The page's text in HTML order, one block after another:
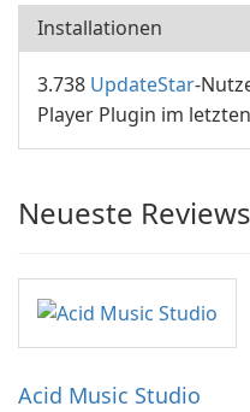
Installationen
3.738 UpdateStar-
Player Plugin im
Neueste Reviews
Acid Music Studio